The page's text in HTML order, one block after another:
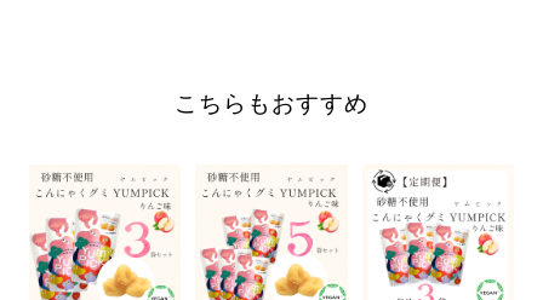
2025/05/28
こちらもおすすめ